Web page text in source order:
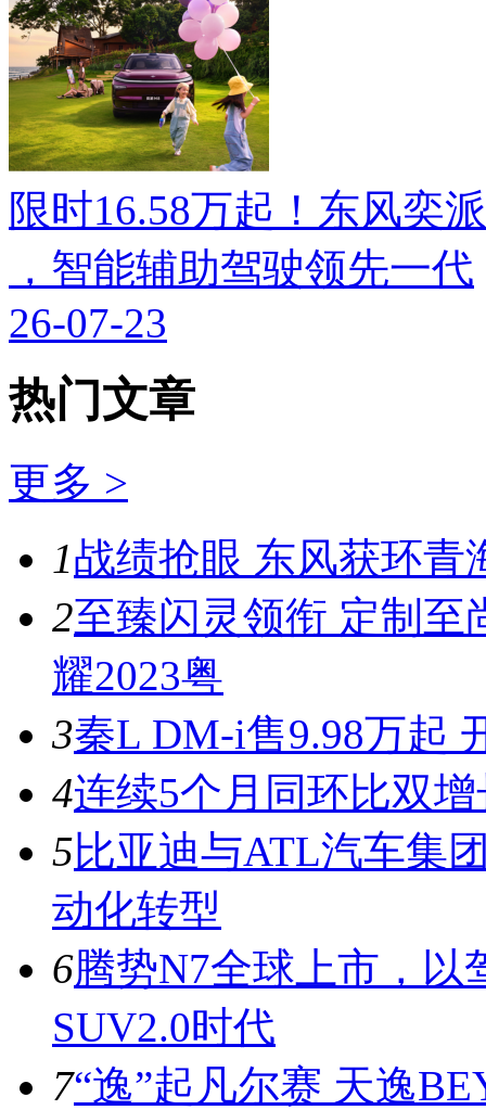
限时16.58万起！东风奕
，智能辅助驾驶领先一代
26-07-23
热门文章
更多 >
1战绩抢眼 东风获环青
2至臻闪灵领衔 定制至
耀2023粤
3秦L DM-i售9.98万起
4连续5个月同环比双
5比亚迪与ATL汽车集
动化转型
6腾势N7全球上市，以
SUV2.0时代
7“逸”起凡尔赛 天逸